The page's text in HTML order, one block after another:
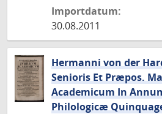
Importdatum:
30.08.2011
Hermanni von der
Senioris Et Præpos.
Academicum In
Philologicæ